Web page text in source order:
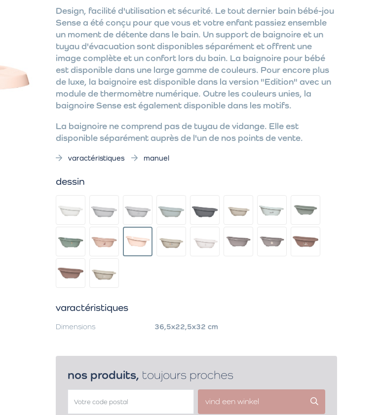
Design, facilité d'utilisation et sécurité. Le tout dernier bain bébé-jou
Sense a été conçu pour que vous et votre enfant passiez ensemble
un moment de détente dans le bain. Un support de baignoire et un
tuyau d'évacuation sont disponibles séparément et offrent une
image complète et un confort lors du bain. La baignoire pour bébé
est disponible dans une large gamme de couleurs. Pour encore plus
de luxe, la baignoire est disponible dans la version "Edition" avec un
module de thermomètre numérique. Outre les couleurs unies, la
baignoire Sense est également disponible dans les motifs.
La baignoire ne comprend pas de tuyau de vidange. Elle est
disponible séparément auprès de l'un de nos points de vente.
varactéristiques manuel
dessin
varactéristiques
Dimensions 36,5x22,5x32 cm
nos produits, toujours proches
vind een winkel